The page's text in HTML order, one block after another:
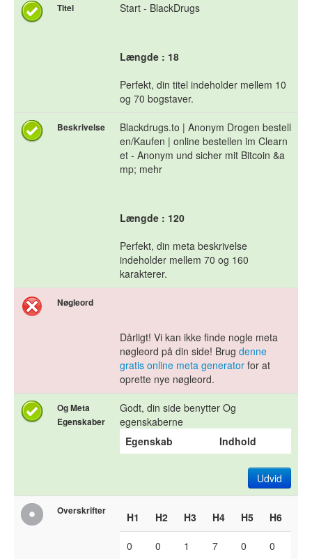
Titel Start - BlackDrugs
Længde : 18
Perfekt, din titel indeholder mellem 10
og 70 bogstaver.
Beskrivelse
Blackdrugs.to | Anonym Drogen bestell
en/Kaufen | online bestellen im Clearn
et - Anonym und sicher mit Bitcoin &a
mp; mehr
Længde : 120
Perfekt, din meta beskrivelse
indeholder mellem 70 og 160
karakterer.
Nøgleord
Dårligt! Vi kan ikke finde nogle meta
nøgleord på din side! Brug denne
gratis online meta generator for at
oprette nye nøgleord.
Og Meta
Egenskaber
Godt, din side benytter Og
egenskaberne
Egenskab
Indhold
Udvid
Overskrifter H1 H2 H3 H4 H5 H6
0 0 1 7 0 0